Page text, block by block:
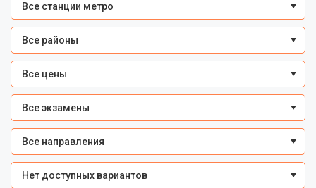
Все станции метро
Все районы
Все цены
Все экзамены
Все направления
Нет доступных вариантов